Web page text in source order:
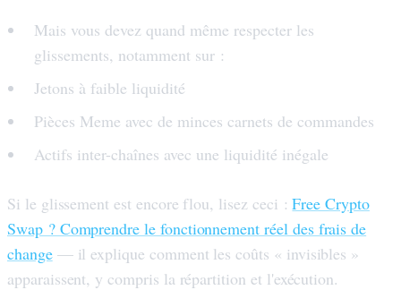
Mais vous devez quand même respecter les
glissements, notamment sur :
Jetons à faible liquidité
Pièces Meme avec de minces carnets de commandes
Actifs inter-chaînes avec une liquidité inégale
Si le glissement est encore flou, lisez ceci :Free Crypto
Swap ? Comprendre le fonctionnement réel des frais de
change— il explique comment les coûts « invisibles »
apparaissent, y compris la répartition et l'exécution.